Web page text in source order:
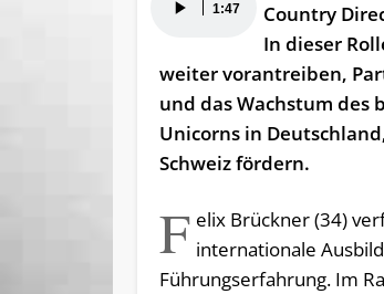
Player 1:47
Country
In dieser
weiter vorantreiben,
und das Wachstum des
Unicorns in
Schweiz fördern.
F elix Brückner (34)
internationale
Führungserfahrung. Im